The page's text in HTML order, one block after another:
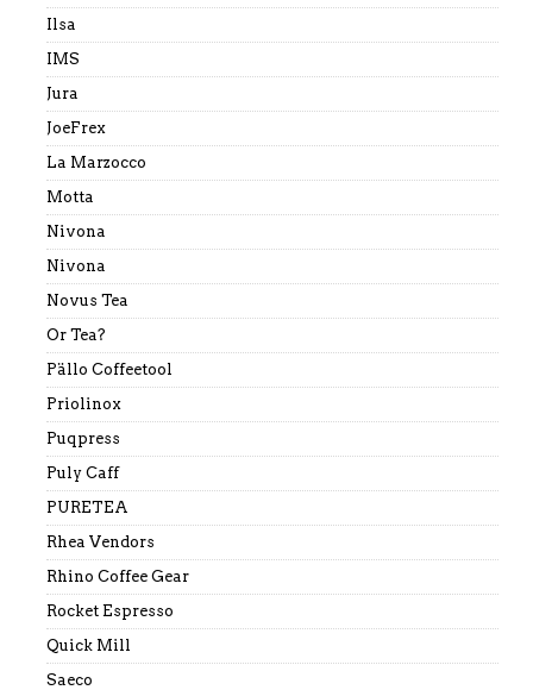
Ilsa
IMS
Jura
JoeFrex
La Marzocco
Motta
Nivona
Nivona
Novus Tea
Or Tea?
Pällo Coffeetool
Priolinox
Puqpress
Puly Caff
PURETEA
Rhea Vendors
Rhino Coffee Gear
Rocket Espresso
Quick Mill
Saeco